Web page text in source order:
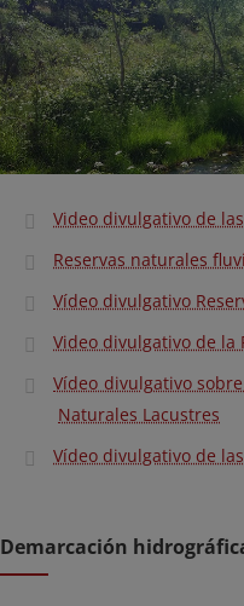
Video divulgativo de
Reservas naturales
Vídeo divulgativo
Video divulgativo de la
Vídeo divulgativo
Naturales Lacustres
Vídeo divulgativo de
Demarcación